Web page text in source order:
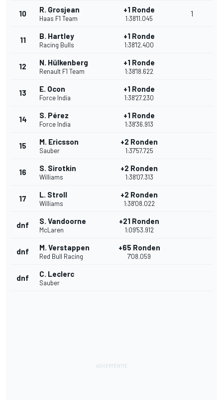
10 R. Grosjean
Haas F1 Team
+1 Ronde
1:38'11.045
1
11 B. Hartley
Racing Bulls
+1 Ronde
1:38'12.400
12 N. Hülkenberg
Renault F1 Team
+1 Ronde
1:38'18.622
13 E. Ocon
Force India
+1 Ronde
1:38'27.230
14 S. Pérez
Force India
+1 Ronde
1:38'36.913
15 M. Ericsson
Sauber
+2 Ronden
1:37'57.725
16 S. Sirotkin
Williams
+2 Ronden
1:38'07.313
17 L. Stroll
Williams
+2 Ronden
1:38'08.022
dnf S. Vandoorne
McLaren
+21 Ronden
1:09'53.912
dnf M. Verstappen
Red Bull Racing
+65 Ronden
7'08.059
dnf C. Leclerc
Sauber